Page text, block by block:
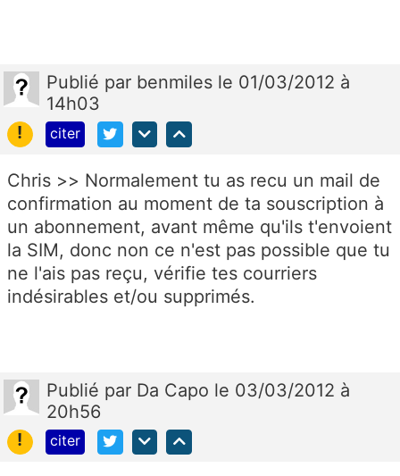
Publié par benmiles le 01/03/2012 à
14h03
!
citer
Chris >> Normalement tu as recu un mail de
confirmation au moment de ta souscription à
un abonnement, avant même qu'ils t'envoient
la SIM, donc non ce n'est pas possible que tu
ne l'ais pas reçu, vérifie tes courriers
indésirables et/ou supprimés.
Publié par Da Capo le 03/03/2012 à
20h56
!
citer